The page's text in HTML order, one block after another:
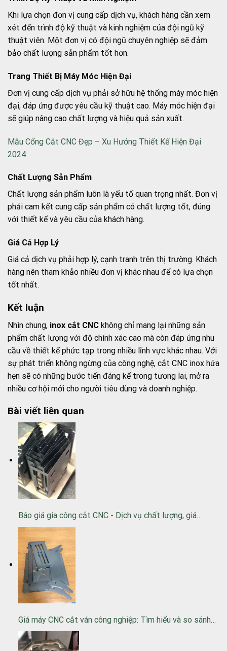
Khi lựa chọn đơn vị cung cấp dịch vụ, khách hàng cần xem
xét đến trình độ kỹ thuật và kinh nghiệm của đội ngũ kỹ
thuật viên. Một đơn vị có đội ngũ chuyên nghiệp sẽ đảm
bảo chất lượng sản phẩm tốt hơn.
Trang Thiết Bị Máy Móc Hiện Đại
Đơn vị cung cấp dịch vụ phải sở hữu hệ thống máy móc hiện
đại, đáp ứng được yêu cầu kỹ thuật cao. Máy móc hiện đại
sẽ giúp nâng cao chất lượng và hiệu quả sản xuất.
Mẫu Cổng Cắt CNC Đẹp – Xu Hướng Thiết Kế Hiện Đại
2024
Chất Lượng Sản Phẩm
Chất lượng sản phẩm luôn là yếu tố quan trọng nhất. Đơn vị
phải cam kết cung cấp sản phẩm có chất lượng tốt, đúng
với thiết kế và yêu cầu của khách hàng.
Giá Cả Hợp Lý
Giá cả dịch vụ phải hợp lý, cạnh tranh trên thị trường. Khách
hàng nên tham khảo nhiều đơn vị khác nhau để có lựa chọn
tốt nhất.
Kết luận
Nhìn chung, inox cắt CNC không chỉ mang lại những sản
phẩm chất lượng với độ chính xác cao mà còn đáp ứng nhu
cầu về thiết kế phức tạp trong nhiều lĩnh vực khác nhau. Với
sự phát triển không ngừng của công nghệ, cắt CNC inox hứa
hẹn sẽ có những bước tiến đáng kể trong tương lai, mở ra
nhiều cơ hội mới cho người tiêu dùng và doanh nghiệp.
Bài viết liên quan
Báo giá gia công cắt CNC - Dịch vụ chất lượng, giá…
Giá máy CNC cắt ván công nghiệp: Tìm hiểu và so sánh…